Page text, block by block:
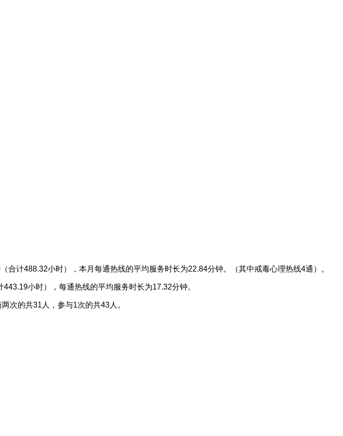
合计488.32小时），本月每通热线的平均服务时长为22.84分钟。（其中戒毒心理热线4通）。
小时），每通热线的平均服务时长为17.32分钟。
次的共31人，参与1次的共43人。